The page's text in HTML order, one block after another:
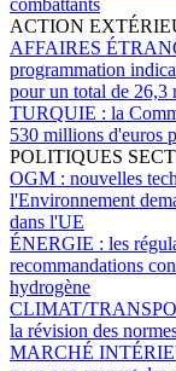
ACTION
AFFAIRES
programmation
pour un total de 26,3
TURQUIE : la
530 millions d'euros
POLITIQUES
OGM : nouvelles
l'Environnement
dans l'UE
ÉNERGIE : les
recommandations
hydrogène
CLIMAT/
la révision des
MARCHÉ